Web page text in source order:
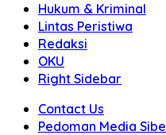
Hukum & Kriminal
Lintas Peristiwa
Redaksi
OKU
Right Sidebar
Contact Us
Pedoman Media